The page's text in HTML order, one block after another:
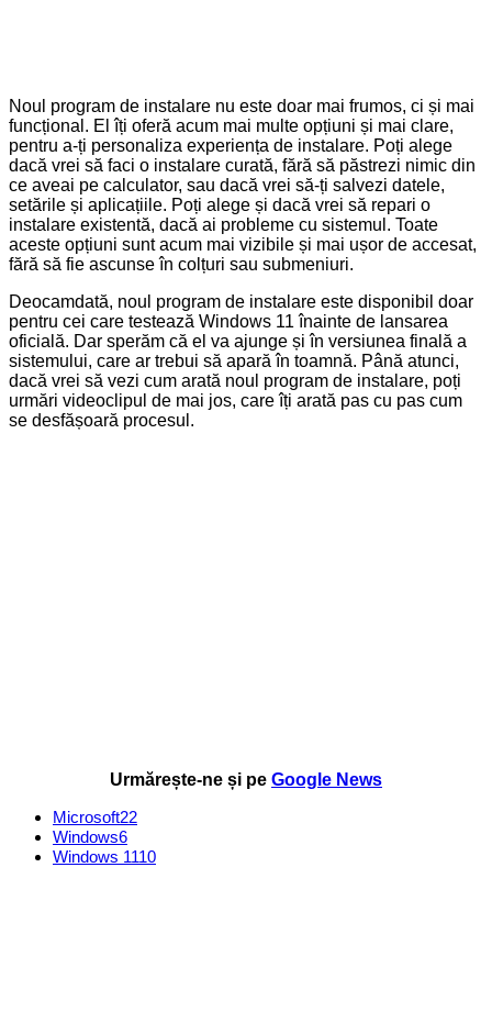
Noul program de instalare nu este doar mai frumos, ci și mai
funcțional. El îți oferă acum mai multe opțiuni și mai clare,
pentru a-ți personaliza experiența de instalare. Poți alege
dacă vrei să faci o instalare curată, fără să păstrezi nimic din
ce aveai pe calculator, sau dacă vrei să-ți salvezi datele,
setările și aplicațiile. Poți alege și dacă vrei să repari o
instalare existentă, dacă ai probleme cu sistemul. Toate
aceste opțiuni sunt acum mai vizibile și mai ușor de accesat,
fără să fie ascunse în colțuri sau submeniuri.
Deocamdată, noul program de instalare este disponibil doar
pentru cei care testează Windows 11 înainte de lansarea
oficială. Dar sperăm că el va ajunge și în versiunea finală a
sistemului, care ar trebui să apară în toamnă. Până atunci,
dacă vrei să vezi cum arată noul program de instalare, poți
urmări videoclipul de mai jos, care îți arată pas cu pas cum
se desfășoară procesul.
Urmărește-ne și pe Google News
Microsoft22
Windows6
Windows 1110